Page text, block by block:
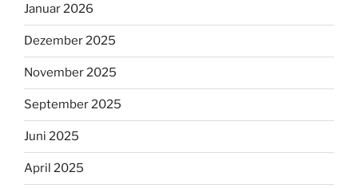
Januar 2026
Dezember 2025
November 2025
September 2025
Juni 2025
April 2025